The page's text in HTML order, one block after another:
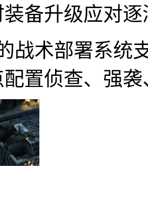
备升级应对
战术部署系统
置侦查、强